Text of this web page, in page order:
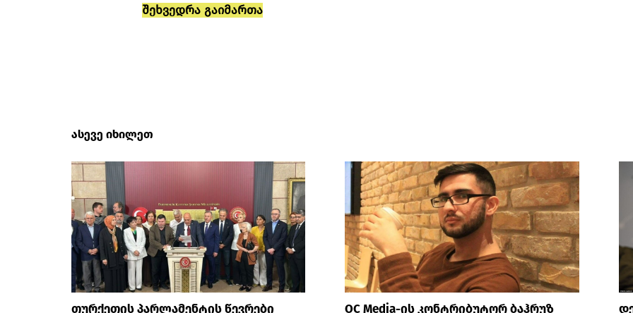
შეხვედრა გაიმართა
ასევე იხილეთ
თურქეთის პარლამენტის წევრები
OC Media-ის კონტრიბუტორ ბაჰრუზ